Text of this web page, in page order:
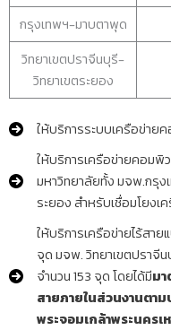
กรุงเทพฯ-มาบตาพุด
วิทยาเขตปราจีนบุรี-
วิทยาเขตระยอง
ให้บริการระบบเครือข่าย
ให้บริการเครือข่ายคอมพิ
มหาวิทยาลัยทั้ง มจพ.กรุง
ระยอง สำหรับเชื่อมโยงเ
ให้บริการเครือข่ายไร้สา
จุด มจพ. วิทยาเขตปราจีน
จำนวน 153 จุด โดยได้มีม
สายภายในส่วนงานตา
พระจอมเกล้าพระนครเ